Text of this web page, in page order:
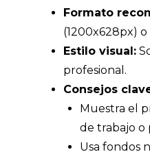
Formato
(1200x628px)
Estilo visual:
profesional.
Consejos
Muestra el
de trabajo o
Usa fondos